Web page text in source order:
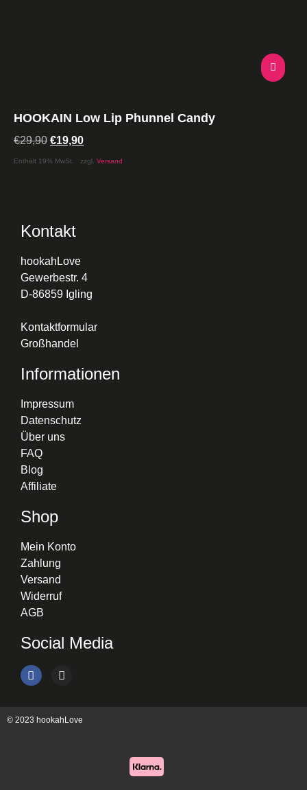
HOOKAIN Low Lip Phunnel Candy
€29,90 €19,90
Enthält 19% MwSt. zzgl. Versand
Kontakt
hookahLove
Gewerbestr. 4
D-86859 Igling
Kontaktformular
Großhandel
Informationen
Impressum
Datenschutz
Über uns
FAQ
Blog
Affiliate
Shop
Mein Konto
Zahlung
Versand
Widerruf
AGB
Social Media
© 2023 hookahLove